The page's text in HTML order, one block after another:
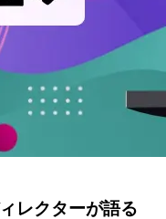
レクターが語る